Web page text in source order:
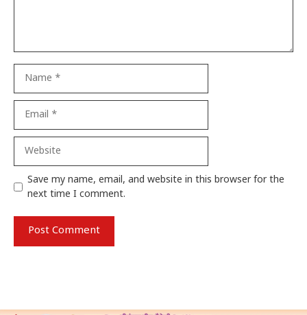
Website
Save my name, email, and website in this browser for the
next time I comment.